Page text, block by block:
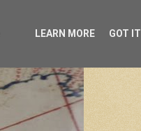
LEARN MORE GOT IT